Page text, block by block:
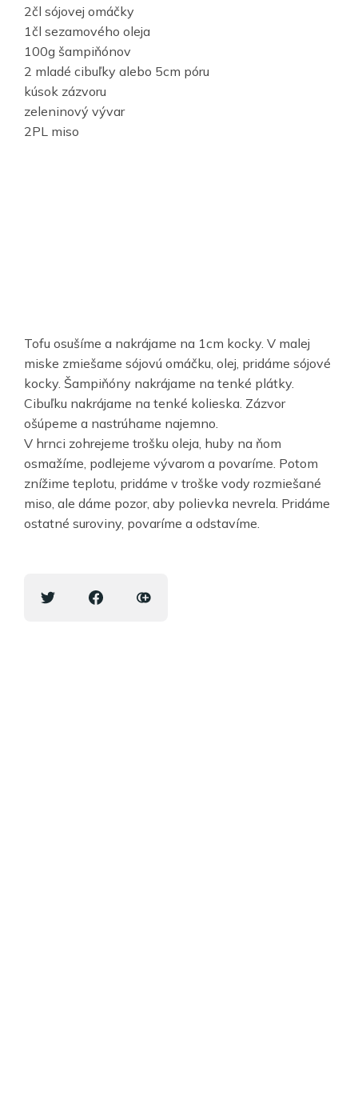
2čl sójovej omáčky
1čl sezamového oleja
100g šampiňónov
2 mladé cibuľky alebo 5cm póru
kúsok zázvoru
zeleninový vývar
2PL miso
Tofu osušíme a nakrájame na 1cm kocky. V malej
miske zmiešame sójovú omáčku, olej, pridáme sójové
kocky. Šampiňóny nakrájame na tenké plátky.
Cibuľku nakrájame na tenké kolieska. Zázvor
ošúpeme a nastrúhame najemno.
V hrnci zohrejeme trošku oleja, huby na ňom
osmažíme, podlejeme vývarom a povaríme. Potom
znížime teplotu, pridáme v troške vody rozmiešané
miso, ale dáme pozor, aby polievka nevrela. Pridáme
ostatné suroviny, povaríme a odstavíme.